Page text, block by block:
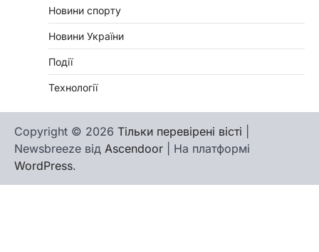
Новини спорту
Новини України
Події
Технології
Copyright © 2026 Тільки перевірені вісті
Newsbreeze від Ascendoor | На платформі
WordPress.